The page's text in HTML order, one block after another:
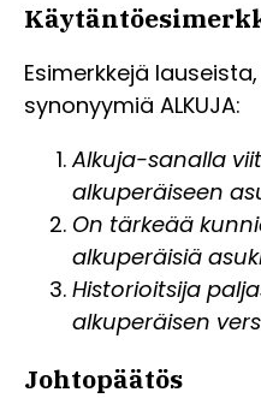
Esimerkkejä
synonyymiä ALKUJA:
Alkuja-sanalla
alkuperäiseen
On tärkeää
alkuperäisiä
Historioitsija
alkuperäisen
Johtopäätös